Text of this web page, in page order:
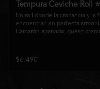
Tempura Ceviche Roll
Un roll donde la crocancia y la
encuentran en perfecta
Camarón apanado, queso
corona con salmón y pescado
tempura, cebolla morada, una
$6.490